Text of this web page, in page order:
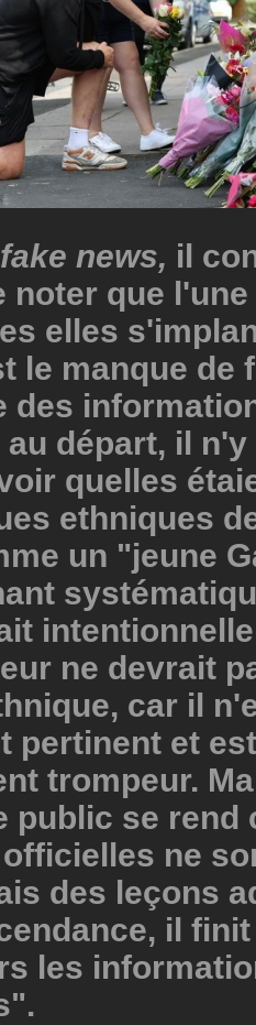
fake news, il
noter que
elles
le manque de
des
au départ, il
quelles
ethniques
un "jeune
ne devrait
car il
pertinent et est
trompeur.
public se rend
ne
des leçons
il
les